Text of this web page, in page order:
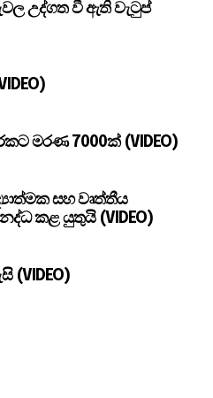
උද්ගත වී ඇති වැටුප්
මරණ 7000ක් (VIDEO)
සහ වෘත්තීය
කළ යුතුයි (VIDEO)
(VIDEO)